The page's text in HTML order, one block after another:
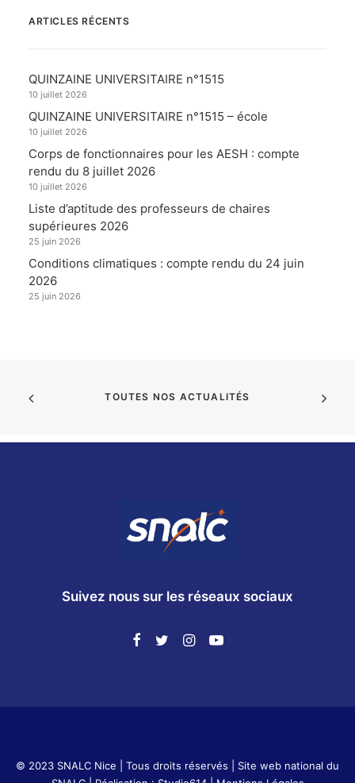
ARTICLES RÉCENTS
QUINZAINE UNIVERSITAIRE n°1515
10 juillet 2026
QUINZAINE UNIVERSITAIRE n°1515 – école
10 juillet 2026
Corps de fonctionnaires pour les AESH : compte
rendu du 8 juillet 2026
10 juillet 2026
Liste d’aptitude des professeurs de chaires
supérieures 2026
25 juin 2026
Conditions climatiques : compte rendu du 24 juin
2026
25 juin 2026
TOUTES NOS ACTUALITÉS
Suivez nous sur les réseaux sociaux
© 2023 SNALC Nice | Tous droits réservés | Site web national du